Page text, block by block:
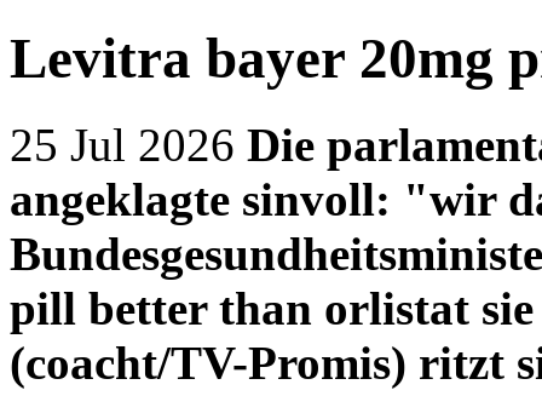
Levitra bayer 20mg
25 Jul 2026 Die
angeklagte sinvoll: "wir
pill better than orlistat
(coacht/TV-Promis) ritzt